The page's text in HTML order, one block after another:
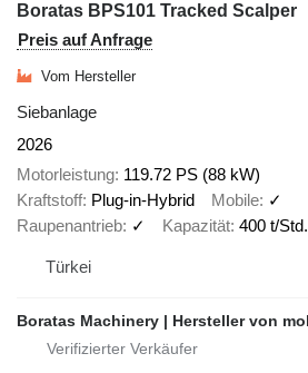
Boratas BPS101 Tracked Scalper
Preis auf Anfrage
Vom Hersteller
Siebanlage
2026
Motorleistung 119.72 PS (88 kW)
Kraftstoff Plug-in-Hybrid Mobile ✓
Raupenantrieb ✓ Kapazität 400 t/Std.
Türkei